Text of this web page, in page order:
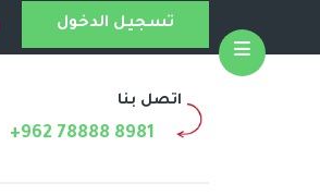
تسجيل الدخول
اتصل بنا
+962 78888 8981